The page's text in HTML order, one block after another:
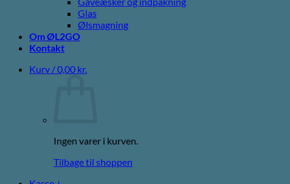
Glas
Ølsmagning
Om ØL2GO
Kontakt
Kurv /0,00 kr.
Ingen varer i kurven.
Tilbage til shoppen